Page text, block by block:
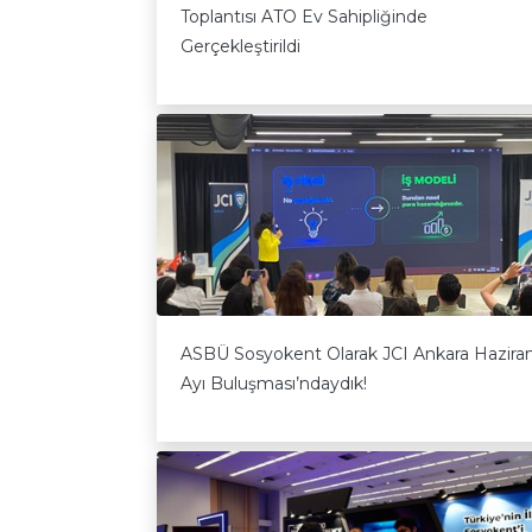
Toplantısı ATO Ev Sahipliğinde
Gerçekleştirildi
ASBÜ Sosyokent Olarak JCI Ankara
Ayı Buluşması’ndaydık!